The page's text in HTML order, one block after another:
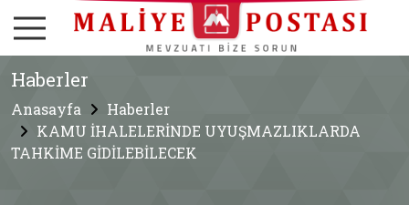
Haberler
Anasayfa
Haberler
KAMU İHALELERİNDE UYUŞMAZLIKLARDA
TAHKİME GİDİLEBİLECEK